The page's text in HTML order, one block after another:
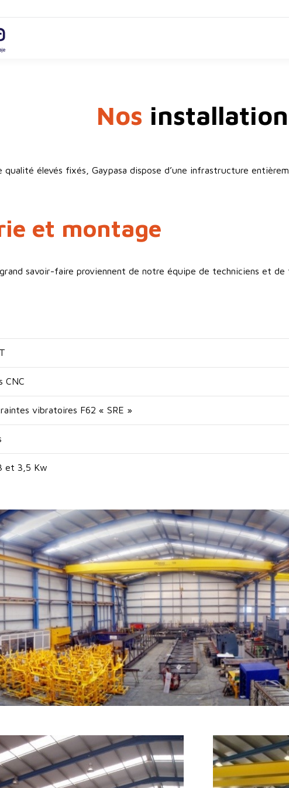
Nos
qualité élevés fixés, Gaypasa dispose d’une infrastructure
et montage
savoir-faire proviennent de notre équipe de techniciens et de
CNC
vibratoires F62 « SRE »
et 3,5 Kw